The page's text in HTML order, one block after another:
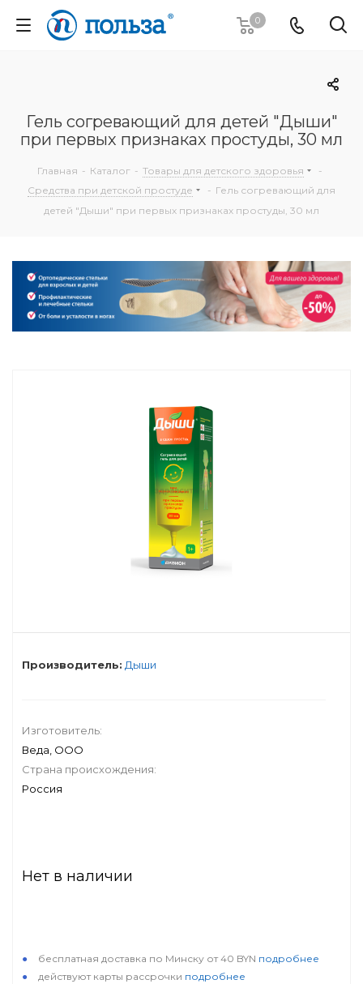
0
Гель согревающий для детей "Дыши"
при первых признаках простуды, 30 мл
Главная - Каталог - Товары для детского здоровья
-
Средства при детской простуде
- Гель согревающий для
детей "Дыши" при первых признаках простуды, 30 мл
Производитель: Дыши
Изготовитель:
Веда, ООО
Страна происхождения:
Россия
Нет в наличии
бесплатная доставка по Минску от 40 BYN подробнее
действуют карты рассрочки подробнее